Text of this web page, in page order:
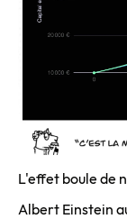
L'effet boule de
Albert Einstein